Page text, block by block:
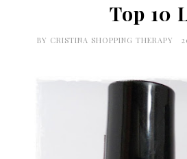
Top 10
BY CRISTINA SHOPPING THERAPY